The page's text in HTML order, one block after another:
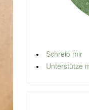
Schreib mir
Unterstütze